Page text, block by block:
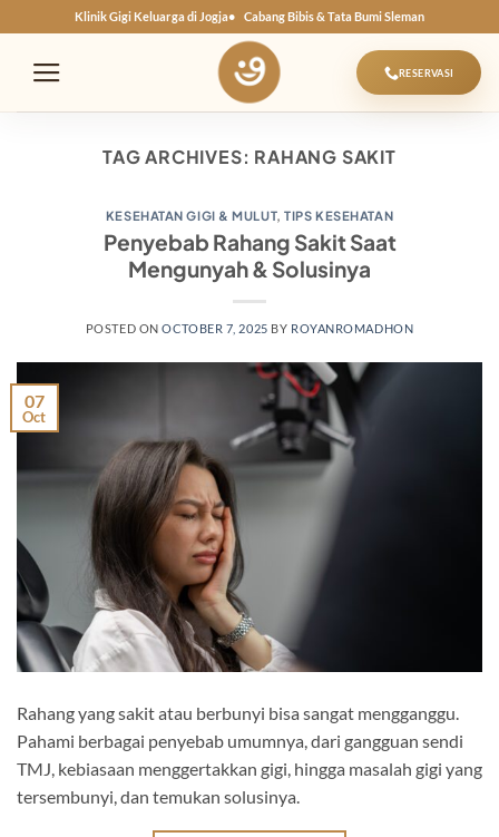
to
content
Klinik Gigi Keluarga di Jogja Cabang Bibis & Tata Bumi Sleman
RESERVASI
TAG ARCHIVES: RAHANG SAKIT
KESEHATAN GIGI & MULUT,TIPS KESEHATAN
Penyebab Rahang Sakit Saat
Mengunyah & Solusinya
POSTED ONOCTOBER 7, 2025 BY ROYANROMADHON
07
Oct
Rahang yang sakit atau berbunyi bisa sangat mengganggu.
Pahami berbagai penyebab umumnya, dari gangguan sendi
TMJ, kebiasaan menggertakkan gigi, hingga masalah gigi yang
tersembunyi, dan temukan solusinya.